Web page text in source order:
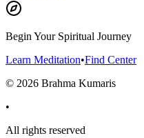
Begin Your Spiritual Journey
Learn Meditation•Find Center
© 2026 Brahma Kumaris
•
All rights reserved